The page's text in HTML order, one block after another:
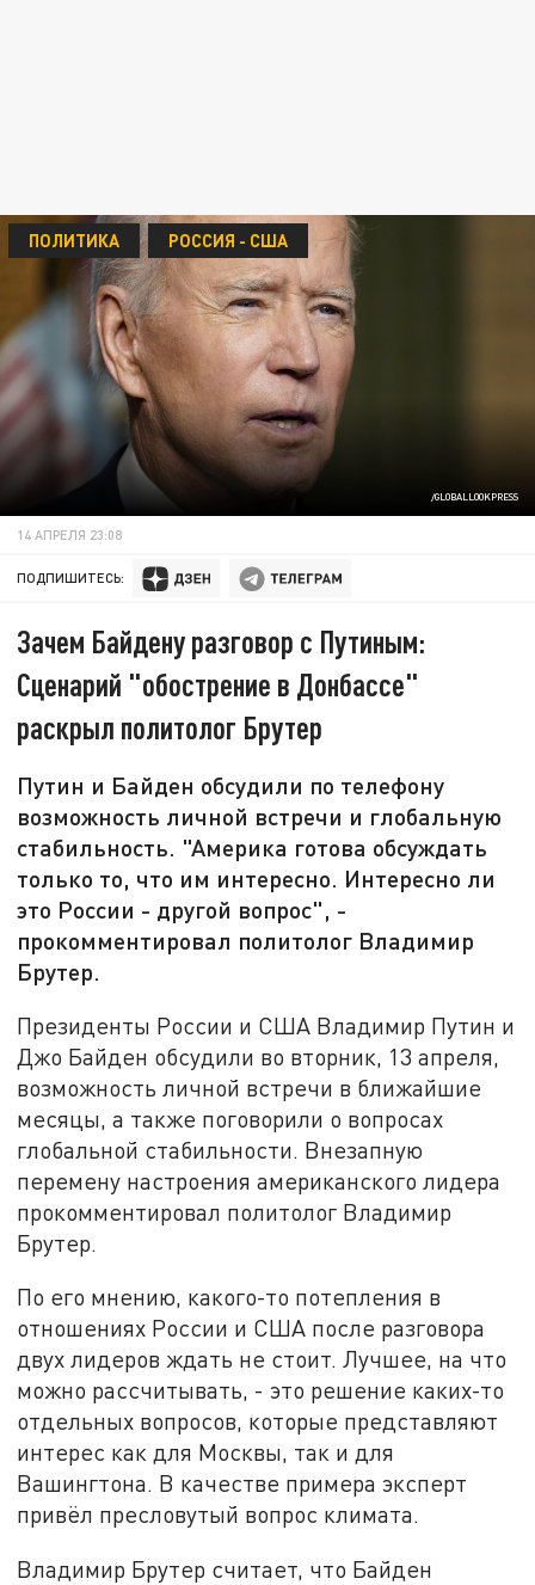
/GLOBALLOOKPRESS
ПОЛИТИКА РОССИЯ - США
14 АПРЕЛЯ 23:08
ПОДПИШИТЕСЬ:
Зачем Байдену разговор с Путиным:
Сценарий "обострение в Донбассе"
раскрыл политолог Брутер
Путин и Байден обсудили по телефону
возможность личной встречи и глобальную
стабильность. "Америка готова обсуждать
только то, что им интересно. Интересно ли
это России - другой вопрос", -
прокомментировал политолог Владимир
Брутер.
Президенты России и США Владимир Путин и
Джо Байден обсудили во вторник, 13 апреля,
возможность личной встречи в ближайшие
месяцы, а также поговорили о вопросах
глобальной стабильности. Внезапную
перемену настроения американского лидера
прокомментировал политолог Владимир
Брутер.
По его мнению, какого-то потепления в
отношениях России и США после разговора
двух лидеров ждать не стоит. Лучшее, на что
можно рассчитывать, - это решение каких-то
отдельных вопросов, которые представляют
интерес как для Москвы, так и для
Вашингтона. В качестве примера эксперт
привёл пресловутый вопрос климата.
Владимир Брутер считает, что Байден